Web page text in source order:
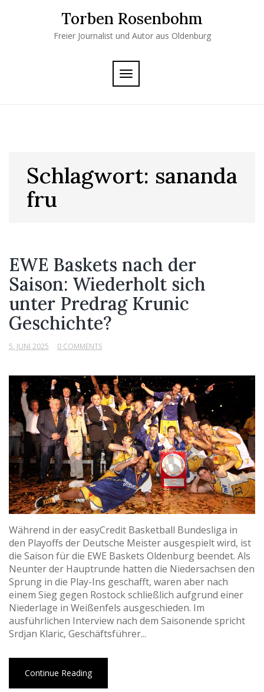
Torben Rosenbohm
Freier Journalist und Autor aus Oldenburg
TOGGLE
NAVIGATION
Schlagwort: sananda
fru
EWE Baskets nach der
Saison: Wiederholt sich
unter Predrag Krunic
Geschichte?
5. JUNI 2025 0 COMMENTS
Während in der easyCredit Basketball Bundesliga in
den Playoffs der Deutsche Meister ausgespielt wird, ist
die Saison für die EWE Baskets Oldenburg beendet. Als
Neunter der Hauptrunde hatten die Niedersachsen den
Sprung in die Play-Ins geschafft, waren aber nach
einem Sieg gegen Rostock schließlich aufgrund einer
Niederlage in Weißenfels ausgeschieden. Im
ausführlichen Interview nach dem Saisonende spricht
Srdjan Klaric, Geschäftsführer...
Continue Reading